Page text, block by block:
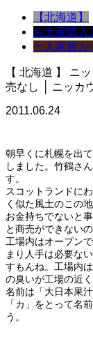
【北海道】
お土産購入
一人家族カ
【 北海道 】 ニ
売なし │ ニッカ
2011.06.24
朝早くに札幌を出
しました。竹鶴さ
す。
スコットランドに
く似た風土のこの
お金持ちでないと
と商売ができないの
工場内はオープン
まり人手は必要な
すもんね。工場内
の臭いが工場の近
名前は「大日本果
「カ」をとって名
う。